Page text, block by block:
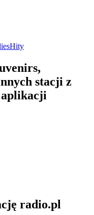
Hity
stacji z
aplikacji
radio.pl